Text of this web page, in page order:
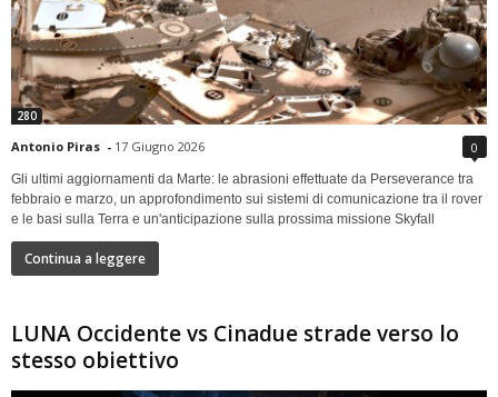
280
Antonio Piras - 17 Giugno 2026 0
Gli ultimi aggiornamenti da Marte: le abrasioni effettuate da Perseverance tra
febbraio e marzo, un approfondimento sui sistemi di comunicazione tra il rover
e le basi sulla Terra e un'anticipazione sulla prossima missione Skyfall
Continua a leggere
LUNA Occidente vs Cinadue strade verso lo
stesso obiettivo